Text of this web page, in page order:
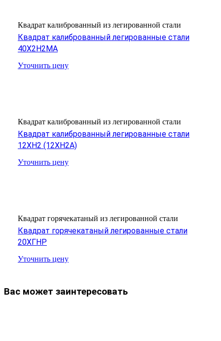
Квадрат калиброванный из легированной стали
Квадрат калиброванный легированные стали
40Х2Н2МА
Уточнить цену
Квадрат калиброванный из легированной стали
Квадрат калиброванный легированные стали
12ХН2 (12ХН2А)
Уточнить цену
Квадрат горячекатаный из легированной стали
Квадрат горячекатаный легированные стали
20ХГНР
Уточнить цену
Вас может заинтересовать